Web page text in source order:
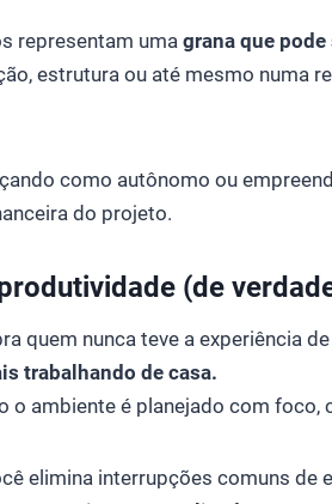
representam uma grana que
estrutura ou até mesmo numa
como autônomo ou
do projeto.
(de
quem nunca teve a experiência
trabalhando de casa.
o ambiente é planejado com
elimina interrupções comuns de